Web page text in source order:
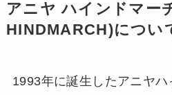
アニヤ ハインドマー
HINDMARCH)につい
1993年に誕生したアニヤ